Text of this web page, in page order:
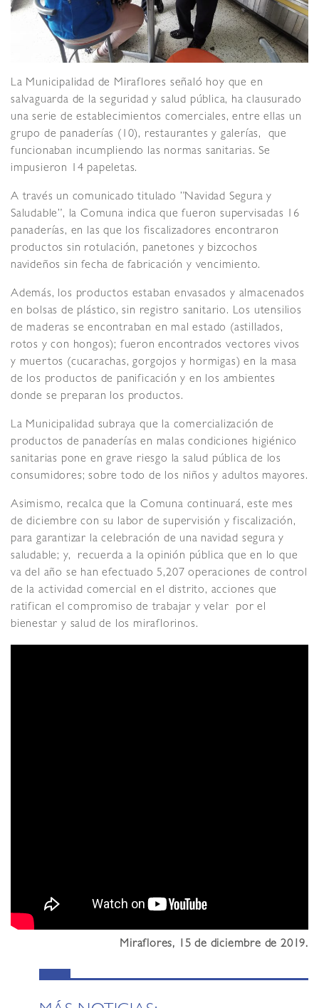
La Municipalidad de Miraflores señaló hoy que en
salvaguarda de la seguridad y salud pública, ha clausurado
una serie de establecimientos comerciales, entre ellas un
grupo de panaderías (10), restaurantes y galerías, que
funcionaban incumpliendo las normas sanitarias. Se
impusieron 14 papeletas.
A través un comunicado titulado ”Navidad Segura y
Saludable”, la Comuna indica que fueron supervisadas 16
panaderías, en las que los fiscalizadores encontraron
productos sin rotulación, panetones y bizcochos
navideños sin fecha de fabricación y vencimiento.
Además, los productos estaban envasados y almacenados
en bolsas de plástico, sin registro sanitario. Los utensilios
de maderas se encontraban en mal estado (astillados,
rotos y con hongos); fueron encontrados vectores vivos
y muertos (cucarachas, gorgojos y hormigas) en la masa
de los productos de panificación y en los ambientes
donde se preparan los productos.
La Municipalidad subraya que la comercialización de
productos de panaderías en malas condiciones higiénico
sanitarias pone en grave riesgo la salud pública de los
consumidores; sobre todo de los niños y adultos mayores.
Asimismo, recalca que la Comuna continuará, este mes
de diciembre con su labor de supervisión y fiscalización,
para garantizar la celebración de una navidad segura y
saludable; y, recuerda a la opinión pública que en lo que
va del año se han efectuado 5,207 operaciones de control
de la actividad comercial en el distrito, acciones que
ratifican el compromiso de trabajar y velar por el
bienestar y salud de los miraflorinos.
Miraflores, 15 de diciembre de 2019.